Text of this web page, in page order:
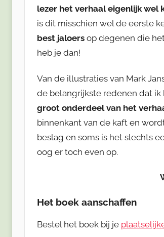
lezer het verhaal eigenlijk wel
is dit misschien wel de eerste
best jaloers op degenen die
heb je dan!
Van de illustraties van Mark
de belangrijkste redenen dat
groot onderdeel van het
binnenkant van de kaft en
beslag en soms is het slechts
oog er toch even op.
Het boek aanschaffen
Bestel het boek bij je